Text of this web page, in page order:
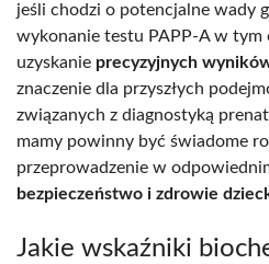
jeśli chodzi o potencjalne wady
wykonanie testu PAPP-A w tym
uzyskanie precyzyjnych
znaczenie dla przyszłych
związanych z diagnostyką
mamy powinny być świadome
przeprowadzenie w
bezpieczeństwo i zdrowie
Jakie wskaźniki